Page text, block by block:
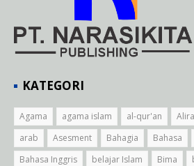
KATEGORI
Agama agama islam al-qur'an
arab
Asesment Bahagia Bahasa
Bahasa Inggris
belajar Islam Bima